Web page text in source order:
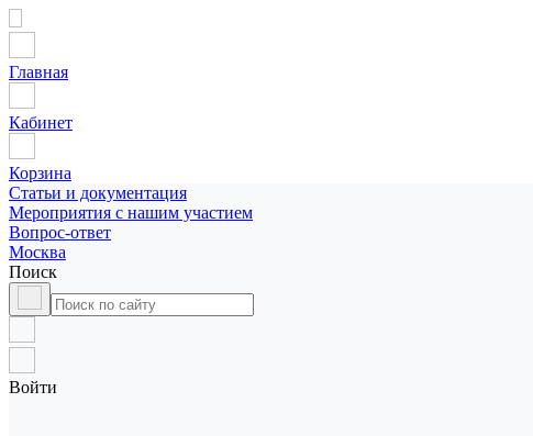
Главная
Кабинет
Корзина
Статьи и документация
Мероприятия с нашим участием
Вопрос-ответ
Москва
Поиск
Войти